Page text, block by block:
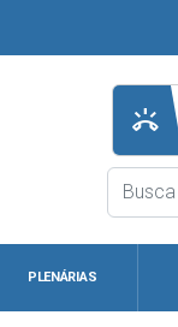
ring_volume
PLENÁRIAS